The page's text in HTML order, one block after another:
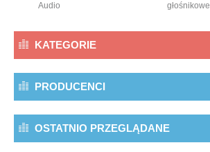
Audio
głośnikowe
KATEGORIE
PRODUCENCI
OSTATNIO PRZEGLĄDANE